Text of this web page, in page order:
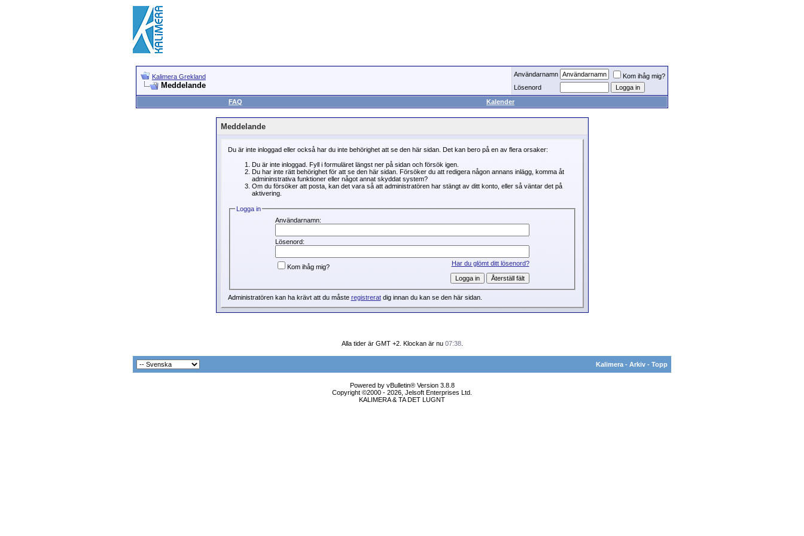
Kalimera Grekland
Meddelande
Användarnamn
Kom ihåg mig?
Lösenord
FAQ
Kalender
Meddelande
Du är inte inloggad eller också har du inte behörighet att se den här sidan. Det kan bero på en av flera orsaker:
Du är inte inloggad. Fyll i formuläret längst ner på sidan och försök igen.
Du har inte rätt behörighet för att se den här sidan. Försöker du att redigera någon annans inlägg, komma åt
admininstrativa funktioner eller något annat skyddat system?
Om du försöker att posta, kan det vara så att administratören har stängt av ditt konto, eller så väntar det på
aktivering.
Logga in
Användarnamn:
Lösenord:
Har du glömt ditt lösenord?
Kom ihåg mig?
Administratören kan ha krävt att du måste registreratdig innan du kan se den här sidan.
Alla tider är GMT +2. Klockan är nu 07:38.
Kalimera - Arkiv - Topp
Powered by vBulletin® Version 3.8.8
Copyright ©2000 - 2026, Jelsoft Enterprises Ltd.
KALIMERA & TA DET LUGNT